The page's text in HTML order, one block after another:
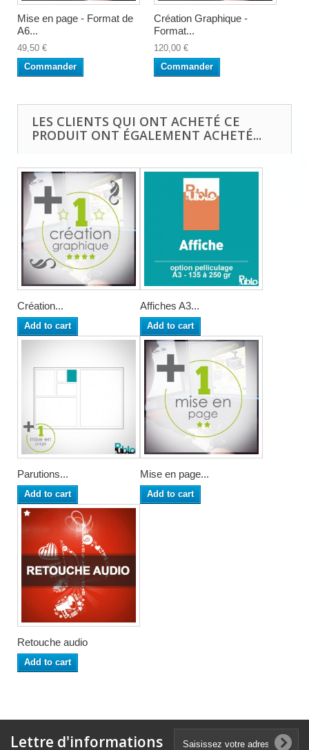
Mise en page - Format de
A6...
49,50 €
Commander
Création Graphique -
Format...
120,00 €
Commander
LES CLIENTS QUI ONT ACHETÉ CE
PRODUIT ONT ÉGALEMENT ACHETÉ...
Création...
Add to cart
Affiches A3...
Add to cart
Parutions...
Add to cart
Mise en page...
Add to cart
Retouche audio
Add to cart
Lettre d'informations